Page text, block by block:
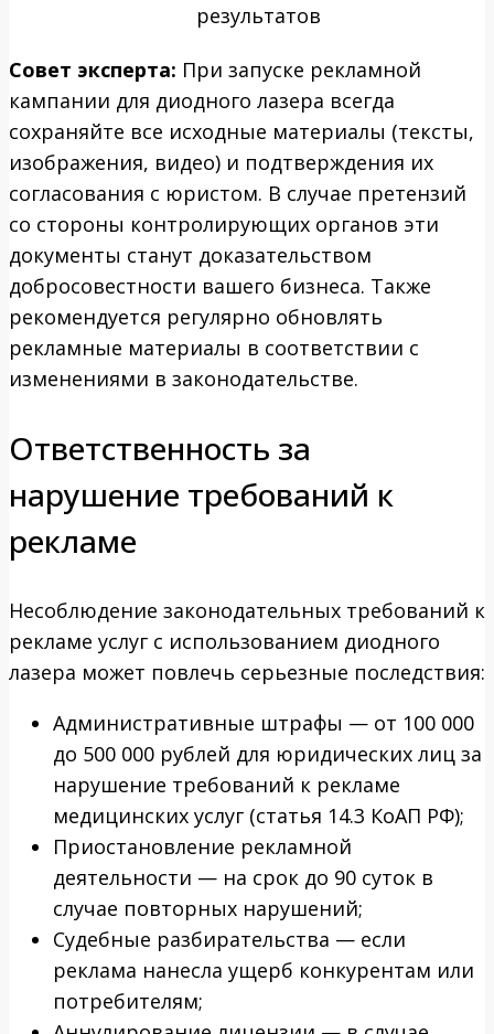
результатов
Совет эксперта: При запуске рекламной
кампании для диодного лазера всегда
сохраняйте все исходные материалы (тексты,
изображения, видео) и подтверждения их
согласования с юристом. В случае претензий
со стороны контролирующих органов эти
документы станут доказательством
добросовестности вашего бизнеса. Также
рекомендуется регулярно обновлять
рекламные материалы в соответствии с
изменениями в законодательстве.
Ответственность за
нарушение требований к
рекламе
Несоблюдение законодательных требований к
рекламе услуг с использованием диодного
лазера может повлечь серьезные последствия:
Административные штрафы — от 100 000
до 500 000 рублей для юридических лиц за
нарушение требований к рекламе
медицинских услуг (статья 14.3 КоАП РФ);
Приостановление рекламной
деятельности — на срок до 90 суток в
случае повторных нарушений;
Судебные разбирательства — если
реклама нанесла ущерб конкурентам или
потребителям;